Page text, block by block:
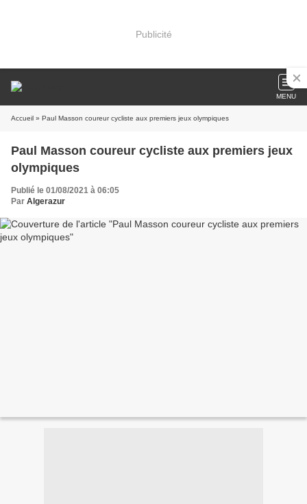
Publicité
MENU
Accueil » Paul Masson coureur cycliste aux premiers jeux olympiques
Paul Masson coureur cycliste aux premiers jeux
olympiques
Publié le 01/08/2021 à 06:05
Par Algerazur